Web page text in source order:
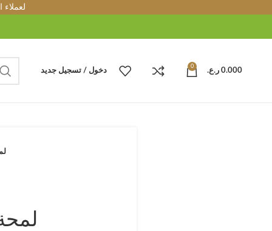
دخول / تسجيل جديد
0
0.000 ر.ع.